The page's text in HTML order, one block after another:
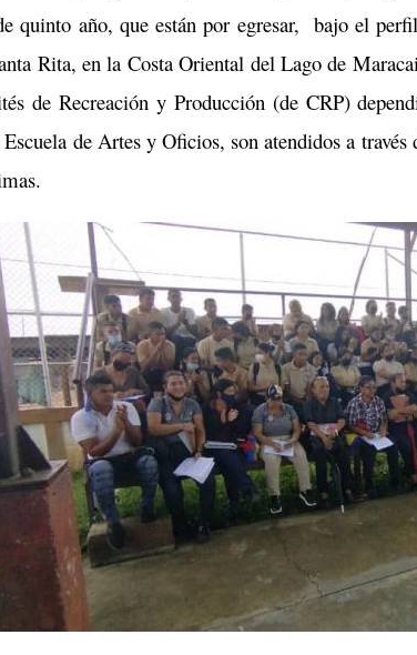
quinto año, que están por egresar, bajo el
Rita, en la Costa Oriental del Lago de
de Recreación y Producción (de CRP)
de Artes y Oficios, son atendidos a